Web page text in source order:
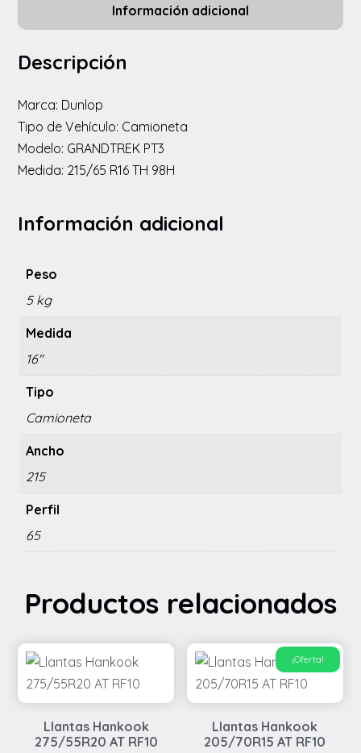
Información adicional
Descripción
Marca: Dunlop
Tipo de Vehículo: Camioneta
Modelo: GRANDTREK PT3
Medida: 215/65 R16 TH 98H
Información adicional
Peso
5 kg
Medida
16"
Tipo
Camioneta
Ancho
215
Perfil
65
Productos relacionados
Llantas Hankook
275/55R20 AT RF10
¡Oferta!
Llantas Hankook
205/70R15 AT RF10